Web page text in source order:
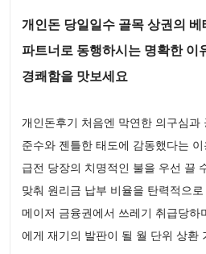
개인돈 당일일수 골목 상권의
파트너로 동행하시는 명확한 이
경쾌함을 맛보세요
개인돈후기 처음엔 막연한 의구심과
준수와 젠틀한 태도에 감동했다는
급전 당장의 치명적인 불을 우선 끌
맞춰 원리금 납부 비율을 탄력적으
메이저 금융권에서 쓰레기 취급당하
에게 재기의 발판이 될 월 단위 상환